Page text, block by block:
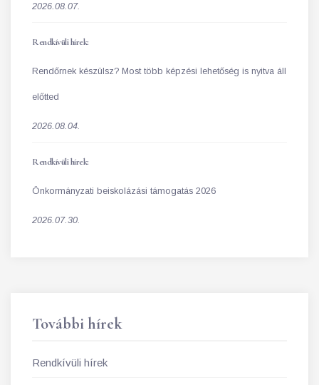
2026.08.07.
Rendkívüli hírek:
Rendőrnek készülsz? Most több képzési lehetőség is nyitva áll
előtted
2026.08.04.
Rendkívüli hírek:
Önkormányzati beiskolázási támogatás 2026
2026.07.30.
További hírek
Rendkívüli hírek